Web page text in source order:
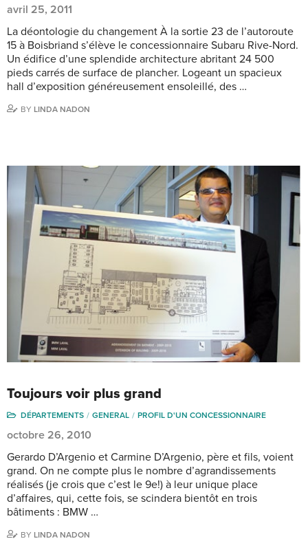
avril 25, 2011
La déontologie du changement À la sortie 23 de l’autoroute
15 à Boisbriand s’élève le concessionnaire Subaru Rive-Nord.
Un édifice d’une splendide architecture abritant 24 500
pieds carrés de surface de plancher. Logeant un spacieux
hall d’exposition généreusement ensoleillé, des …
BY LINDA NADON
Toujours voir plus grand
DÉPARTEMENTS GENERAL PROFIL D'UN CONCESSIONNAIRE
octobre 26, 2010
Gerardo D’Argenio et Carmine D’Argenio, père et fils, voient
grand. On ne compte plus le nombre d’agrandissements
réalisés (je crois que c’est le 9e!) à leur unique place
d’affaires, qui, cette fois, se scindera bientôt en trois
bâtiments : BMW …
BY LINDA NADON